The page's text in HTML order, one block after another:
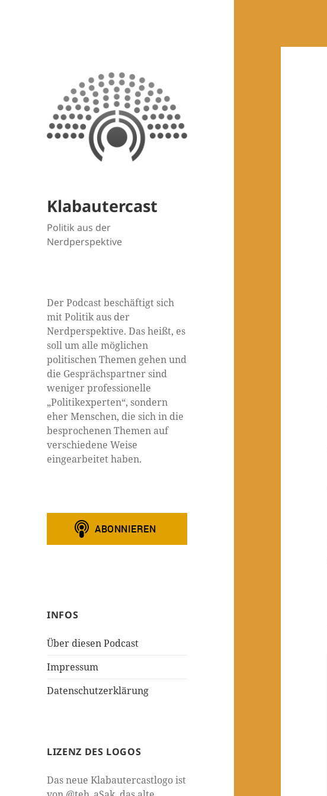
Klabautercast
Politik aus der
Nerdperspektive
Der Podcast beschäftigt sich
mit Politik aus der
Nerdperspektive. Das heißt, es
soll um alle möglichen
politischen Themen gehen und
die Gesprächspartner sind
weniger professionelle
„Politikexperten“, sondern
eher Menschen, die sich in die
besprochenen Themen auf
verschiedene Weise
eingearbeitet haben.
INFOS
Über diesen Podcast
Impressum
Datenschutzerklärung
LIZENZ DES LOGOS
Das neue Klabautercastlogo ist